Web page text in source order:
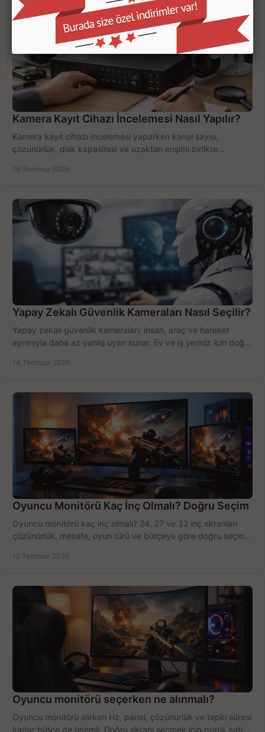
Kamera Kayıt Cihazı İncelemesi Nasıl Yapılır?
Kamera kayıt cihazı incelemesi yaparken kanal sayısı,
çözünürlük, disk kapasitesi ve uzaktan erişimi birlikte
16 Temmuz 2026
Yapay Zekalı Güvenlik Kameraları Nasıl Seçilir?
Yapay zekalı güvenlik kameraları; insan, araç ve hareket
ayrımıyla daha az yanlış uyarı sunar. Ev ve iş yeriniz için doğru
14 Temmuz 2026
Oyuncu Monitörü Kaç İnç Olmalı? Doğru Seçim
Oyuncu monitörü kaç inç olmalı? 24, 27 ve 32 inç ekranları
çözünürlük, mesafe, oyun türü ve bütçeye göre doğru seçin,
12 Temmuz 2026
Oyuncu monitörü seçerken ne alınmalı?
Oyuncu monitörü alırken Hz, panel, çözünürlük ve tepki süresi
kadar bütçe de önemli. Doğru ekranı seçmek için pratik satın